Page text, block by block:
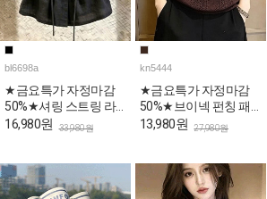
bl6698a
★금요특가 자정마감
50%★셔링 스트링 라
운드 여름 블라우스
16,980원 33,980원
kn5444
★금요특가 자정마감
50%★브이넥 펀칭 패
턴 캡소매 니트탑
13,980원 27,980원